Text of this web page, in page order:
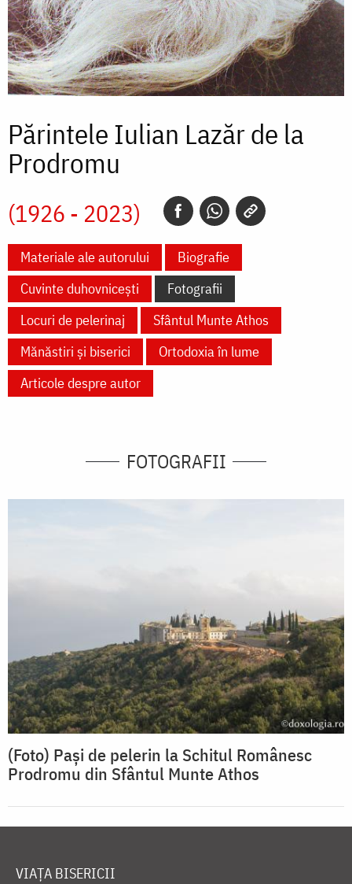
Părintele Iulian Lazăr de la
Prodromu
(1926 - 2023)
Materiale ale autorului
Biografie
Cuvinte duhovnicești
Fotografii
Locuri de pelerinaj
Sfântul Munte Athos
Mănăstiri și biserici
Ortodoxia în lume
Articole despre autor
FOTOGRAFII
(Foto) Pași de pelerin la Schitul Românesc
Prodromu din Sfântul Munte Athos
VIAȚA BISERICII